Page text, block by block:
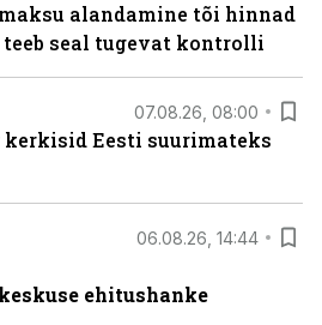
alandamine tõi hinnad
seal tugevat kontrolli
07.08.26, 08:00
kerkisid Eesti suurimateks
06.08.26, 14:44
ehitushanke